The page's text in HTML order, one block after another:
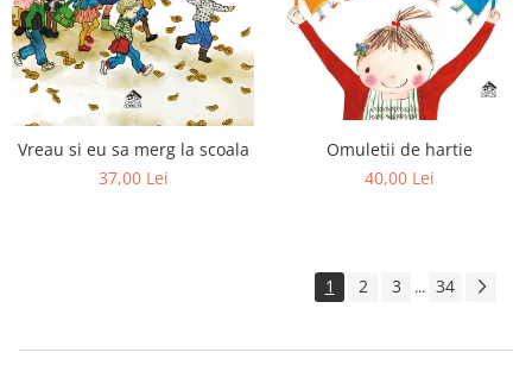
Vreau si eu sa merg la scoala
37,00 Lei
Omuletii de hartie
40,00 Lei
1 2 3 ... 34